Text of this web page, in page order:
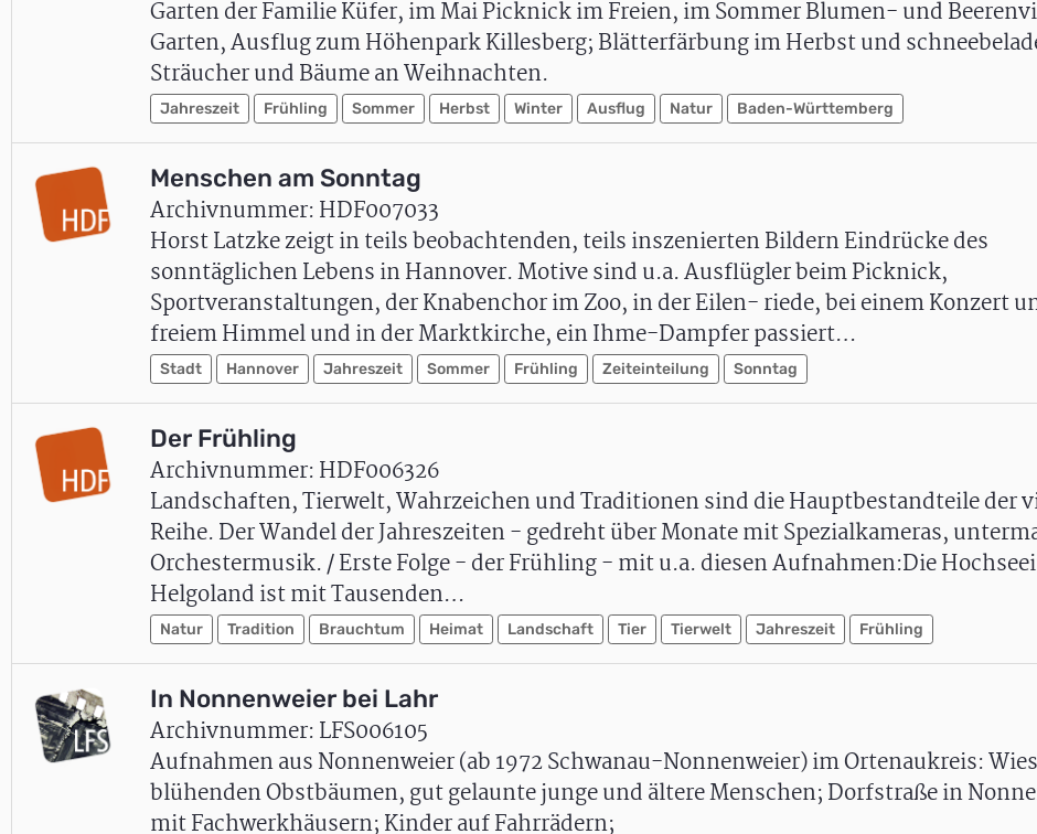
Garten der Familie Küfer, im Mai Picknick im Freien, im Sommer Blumen- und
Garten, Ausflug zum Höhenpark Killesberg; Blätterfärbung im Herbst und
Sträucher und Bäume an Weihnachten.
Jahreszeit Frühling Sommer Herbst Winter Ausflug Natur Baden-Württemberg
Menschen am Sonntag
Archivnummer: HDF007033
Horst Latzke zeigt in teils beobachtenden, teils inszenierten Bildern Eindrücke des
sonntäglichen Lebens in Hannover. Motive sind u.a. Ausflügler beim Picknick,
Sportveranstaltungen, der Knabenchor im Zoo, in der Eilen- riede, bei einem Konzert
freiem Himmel und in der Marktkirche, ein Ihme-Dampfer passiert…
Stadt Hannover Jahreszeit Sommer Frühling Zeiteinteilung Sonntag
Der Frühling
Archivnummer: HDF006326
Landschaften, Tierwelt, Wahrzeichen und Traditionen sind die Hauptbestandteile der
Reihe. Der Wandel der Jahreszeiten - gedreht über Monate mit Spezialkameras,
Orchestermusik. / Erste Folge - der Frühling - mit u.a. diesen Aufnahmen:Die
Helgoland ist mit Tausenden…
Natur Tradition Brauchtum Heimat Landschaft Tier Tierwelt Jahreszeit Frühling
In Nonnenweier bei Lahr
Archivnummer: LFS006105
Aufnahmen aus Nonnenweier (ab 1972 Schwanau-Nonnenweier) im Ortenaukreis:
blühenden Obstbäumen, gut gelaunte junge und ältere Menschen; Dorfstraße in
mit Fachwerkhäusern; Kinder auf Fahrrädern;